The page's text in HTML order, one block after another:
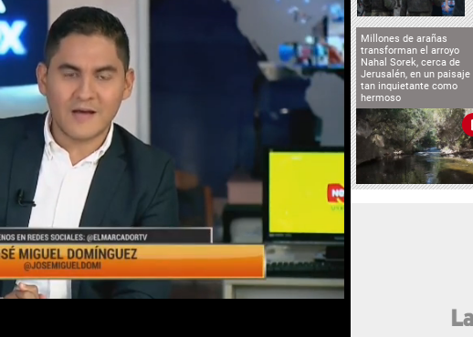
Millones de arañas
transforman el arroyo
Nahal Sorek, cerca de
Jerusalén, en un paisaje
tan inquietante como
hermoso